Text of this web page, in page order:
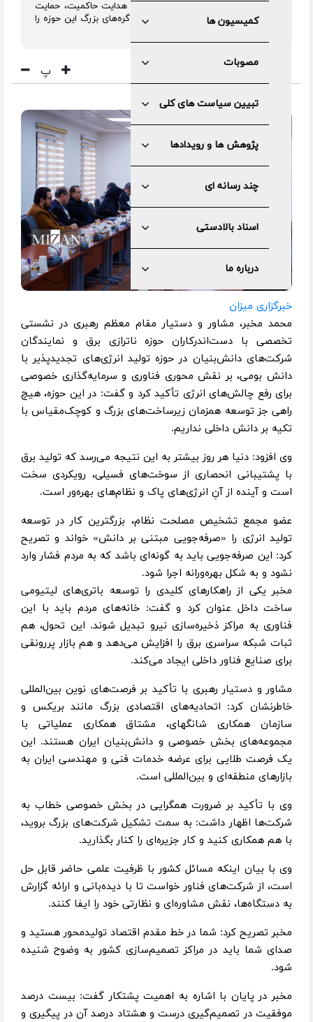
کمیسیون ها
مصوبات
تبیین سیاست های کلی
پژوهش ها و رویدادها
چند رسانه ای
اسناد بالادستی
درباره ما
دانش‌بنیان گفت: این ظرفیت علمی با هدایت حاکمیت، حمایت
دولت و تلاش بخش خصوصی می‌تواند گره‌های بزرگ این حوزه را
پ
خبرگزاری میزان
محمد مخبر، مشاور و دستیار مقام معظم رهبری در نشستی
تخصصی با دست‌اندرکاران حوزه ناترازی برق و نمایندگان
شرکت‌های دانش‌بنیان در حوزه تولید انرژی‌های تجدیدپذیر با
دانش بومی، بر نقش محوری فناوری و سرمایه‌گذاری خصوصی
برای رفع چالش‌های انرژی تأکید کرد و گفت: در این حوزه، هیچ
راهی جز توسعه همزمان زیرساخت‌های بزرگ و کوچک‌مقیاس با
تکیه بر دانش داخلی نداریم.
وی افزود: دنیا هر روز بیشتر به این نتیجه می‌رسد که تولید برق
با پشتیبانی انحصاری از سوخت‌های فسیلی، رویکردی سخت
است و آینده از آنِ انرژی‌های پاک و نظام‌های بهره‌ور است.
عضو مجمع تشخیص مصلحت نظام، بزرگترین کار در توسعه
تولید انرژی را «صرفه‌جویی مبتنی بر دانش» خواند و تصریح
کرد: این صرفه‌جویی باید به گونه‌ای باشد که به مردم فشار وارد
نشود و به شکل بهره‌ورانه اجرا شود.
مخبر یکی از راهکار‌های کلیدی را توسعه باتری‌های لیتیومی
ساخت داخل عنوان کرد و گفت: خانه‌های مردم باید با این
فناوری به مراکز ذخیره‌سازی نیرو تبدیل شوند. این تحول، هم
ثبات شبکه سراسری برق را افزایش می‌دهد و هم بازار پررونقی
برای صنایع فناور داخلی ایجاد می‌کند.
مشاور و دستیار رهبری با تأکید بر فرصت‌های نوین بین‌المللی
خاطرنشان کرد: اتحادیه‌های اقتصادی بزرگ مانند بریکس و
سازمان همکاری شانگهای، مشتاق همکاری عملیاتی با
مجموعه‌های بخش خصوصی و دانش‌بنیان ایران هستند. این
یک فرصت طلایی برای عرضه خدمات فنی و مهندسی ایران به
بازار‌های منطقه‌ای و بین‌المللی است.
وی با تأکید بر ضرورت همگرایی در بخش خصوصی خطاب به
شرکت‌ها اظهار داشت: به سمت تشکیل شرکت‌های بزرگ بروید،
با هم همکاری کنید و کار جزیره‌ای را کنار بگذارید.
وی با بیان اینکه مسائل کشور با ظرفیت علمی حاضر قابل حل
است، از شرکت‌های فناور خواست تا با دیده‌بانی و ارائه گزارش
به دستگاه‌ها، نقش مشاوره‌ای و نظارتی خود را ایفا کنند.
مخبر تصریح کرد: شما در خط مقدم اقتصاد تولیدمحور هستید و
صدای شما باید در مراکز تصمیم‌سازی کشور به وضوح شنیده
شود.
مخبر در پایان با اشاره به اهمیت پشتکار گفت: بیست درصد
موفقیت در تصمیم‌گیری درست و هشتاد درصد آن در پیگیری و